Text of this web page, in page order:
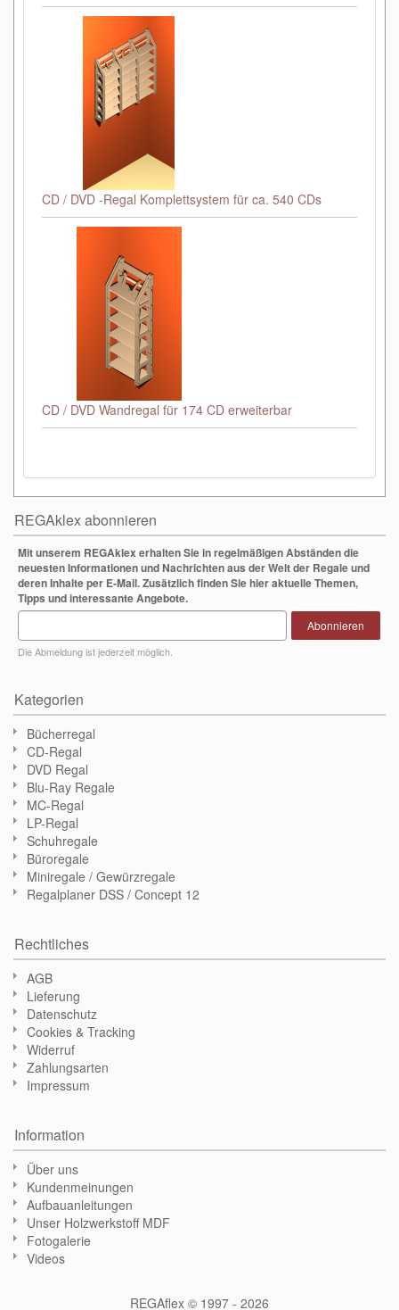
CD / DVD -Regal Komplettsystem für ca. 540 CDs
CD / DVD Wandregal für 174 CD erweiterbar
REGAklex abonnieren
Mit unserem REGAklex erhalten Sie in regelmäßigen Abständen die
neuesten Informationen und Nachrichten aus der Welt der Regale und
deren Inhalte per E-Mail. Zusätzlich finden Sie hier aktuelle Themen,
Tipps und interessante Angebote.
Die Abmeldung ist jederzeit möglich.
Abonnieren
Kategorien
Bücherregal
CD-Regal
DVD Regal
Blu-Ray Regale
MC-Regal
LP-Regal
Schuhregale
Büroregale
Miniregale / Gewürzregale
Regalplaner DSS / Concept 12
Rechtliches
AGB
Lieferung
Datenschutz
Cookies & Tracking
Widerruf
Zahlungsarten
Impressum
Information
Über uns
Kundenmeinungen
Aufbauanleitungen
Unser Holzwerkstoff MDF
Fotogalerie
Videos
REGAflex © 1997 - 2026